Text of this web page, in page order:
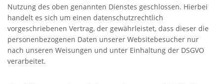
Nutzung des oben genannten Dienstes geschlossen. Hierbei
handelt es sich um einen datenschutzrechtlich
vorgeschriebenen Vertrag, der gewährleistet, dass dieser die
personenbezogenen Daten unserer Websitebesucher nur
nach unseren Weisungen und unter Einhaltung der DSGVO
verarbeitet.